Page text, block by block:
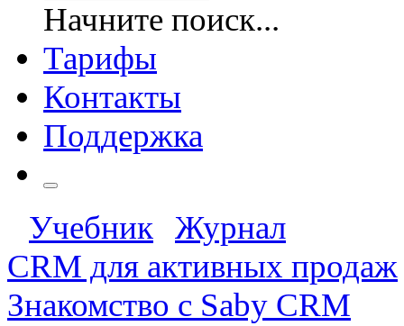
Начните поиск...
Тарифы
Контакты
Поддержка
Учебник
Журнал
CRM для активных продаж
Знакомство с Saby CRM